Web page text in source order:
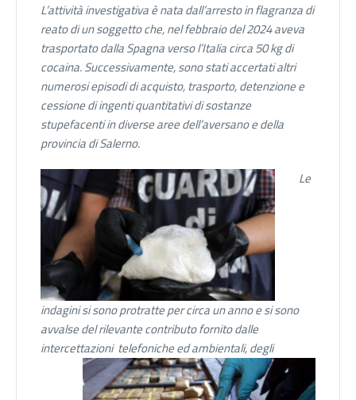
L’attività investigativa è nata dall’arresto in flagranza di
reato di un soggetto che, nel febbraio del 2024 aveva
trasportato dalla Spagna verso l’Italia circa 50 kg di
cocaina. Successivamente, sono stati accertati altri
numerosi episodi di acquisto, trasporto, detenzione e
cessione di ingenti quantitativi di sostanze
stupefacenti in diverse aree dell’aversano e della
provincia di Salerno.
Le
indagini si sono protratte per circa un anno e si sono
avvalse del rilevante contributo fornito dalle
intercettazioni telefoniche ed ambientali, degli